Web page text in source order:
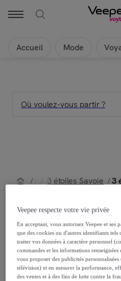
Accueil Mode
Où voulez-vous partir ?
/
Alpes / 3 étoiles Savoie / 3
VOYAGE ARC 1800 -
ÉTABLISSEMENT 3
DOUX
Veepee respecte votre vie privée
En acceptant, vous autorisez Veepee et ses
que des cookies ou d'autres identifiants tels
traiter vos données à caractère personnel
commandes et les informations
vous proposer des publicités
télévision) et en mesurer la performance,
des ventes et à des fins de lutte contre la